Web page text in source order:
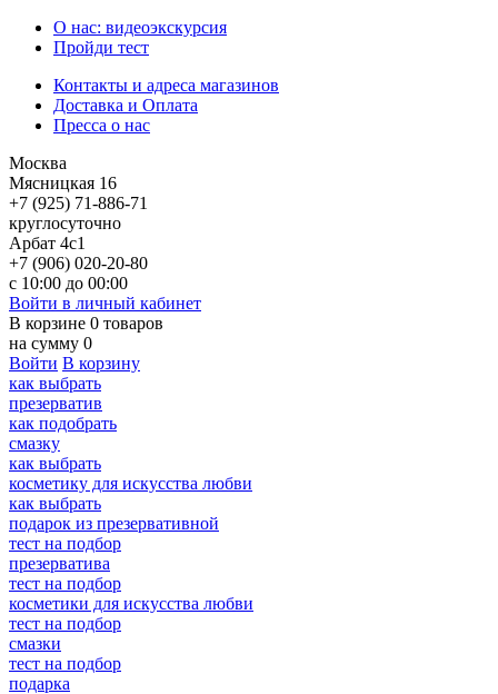
О нас: видеоэкскурсия
Пройди тест
Контакты и адреса магазинов
Доставка и Оплата
Пресса о нас
Москва
Мясницкая 16
+7 (925) 71-886-71
круглосуточно
Арбат 4с1
+7 (906) 020-20-80
с 10:00 до 00:00
Войти в личный кабинет
В корзине 0 товаров
на сумму 0
Войти В корзину
как выбрать
презерватив
как подобрать
смазку
как выбрать
косметику для искусства любви
как выбрать
подарок из презервативной
тест на подбор
презерватива
тест на подбор
косметики для искусства любви
тест на подбор
смазки
тест на подбор
подарка